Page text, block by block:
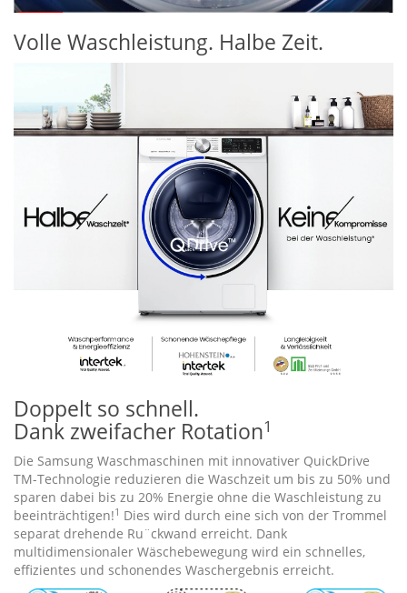
Volle Waschleistung. Halbe Zeit.
Doppelt so schnell.
Dank zweifacher Rotation1
Die Samsung Waschmaschinen mit innovativer QuickDrive
TM-Technologie reduzieren die Waschzeit um bis zu 50% und
sparen dabei bis zu 20% Energie ohne die Waschleistung zu
beeinträchtigen!1 Dies wird durch eine sich von der Trommel
separat drehende Ru¨ckwand erreicht. Dank
multidimensionaler Wäschebewegung wird ein schnelles,
effizientes und schonendes Waschergebnis erreicht.